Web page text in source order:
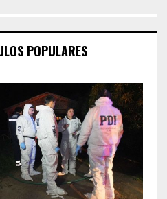
POPULARES